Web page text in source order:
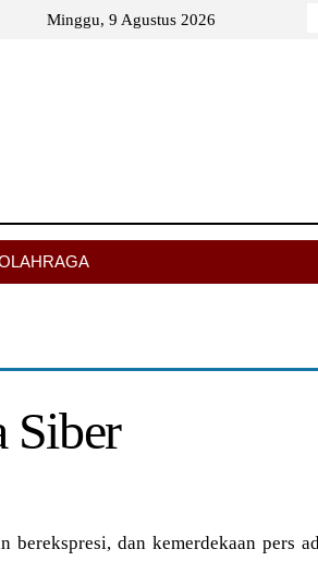
Minggu, 9 Agustus 2026
Siber
berekspresi, dan kemerdekaan pers